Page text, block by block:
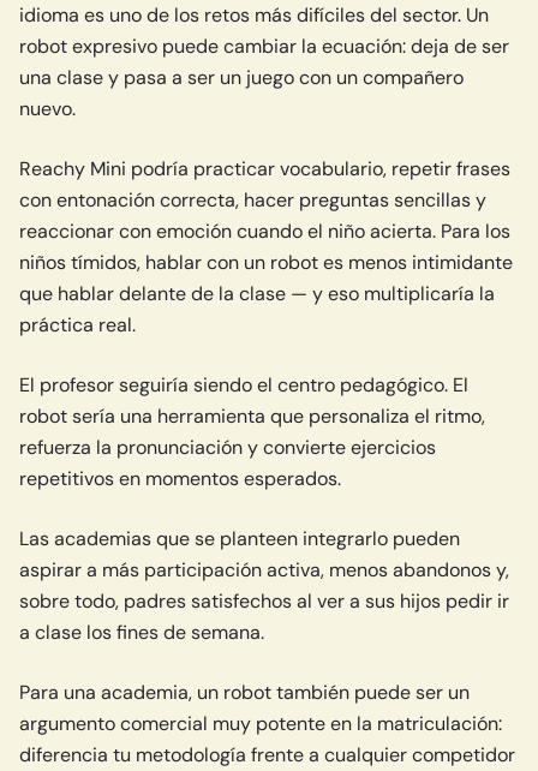
idioma es uno de los retos más difíciles del sector. Un
robot expresivo puede cambiar la ecuación: deja de ser
una clase y pasa a ser un juego con un compañero
nuevo.
Reachy Mini podría practicar vocabulario, repetir frases
con entonación correcta, hacer preguntas sencillas y
reaccionar con emoción cuando el niño acierta. Para los
niños tímidos, hablar con un robot es menos intimidante
que hablar delante de la clase — y eso multiplicaría la
práctica real.
El profesor seguiría siendo el centro pedagógico. El
robot sería una herramienta que personaliza el ritmo,
refuerza la pronunciación y convierte ejercicios
repetitivos en momentos esperados.
Las academias que se planteen integrarlo pueden
aspirar a más participación activa, menos abandonos y,
sobre todo, padres satisfechos al ver a sus hijos pedir ir
a clase los fines de semana.
Para una academia, un robot también puede ser un
argumento comercial muy potente en la matriculación:
diferencia tu metodología frente a cualquier competidor